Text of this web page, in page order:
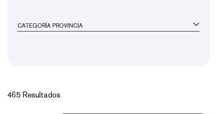
CATEGORÍA PROVINCIA
465 Resultados